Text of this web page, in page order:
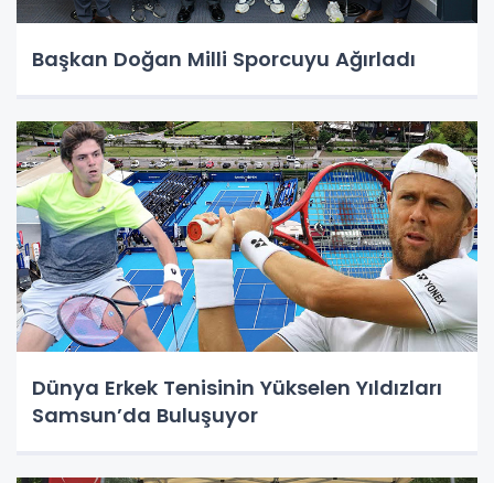
Başkan Doğan Milli Sporcuyu Ağırladı
Dünya Erkek Tenisinin Yükselen Yıldızları
Samsun’da Buluşuyor